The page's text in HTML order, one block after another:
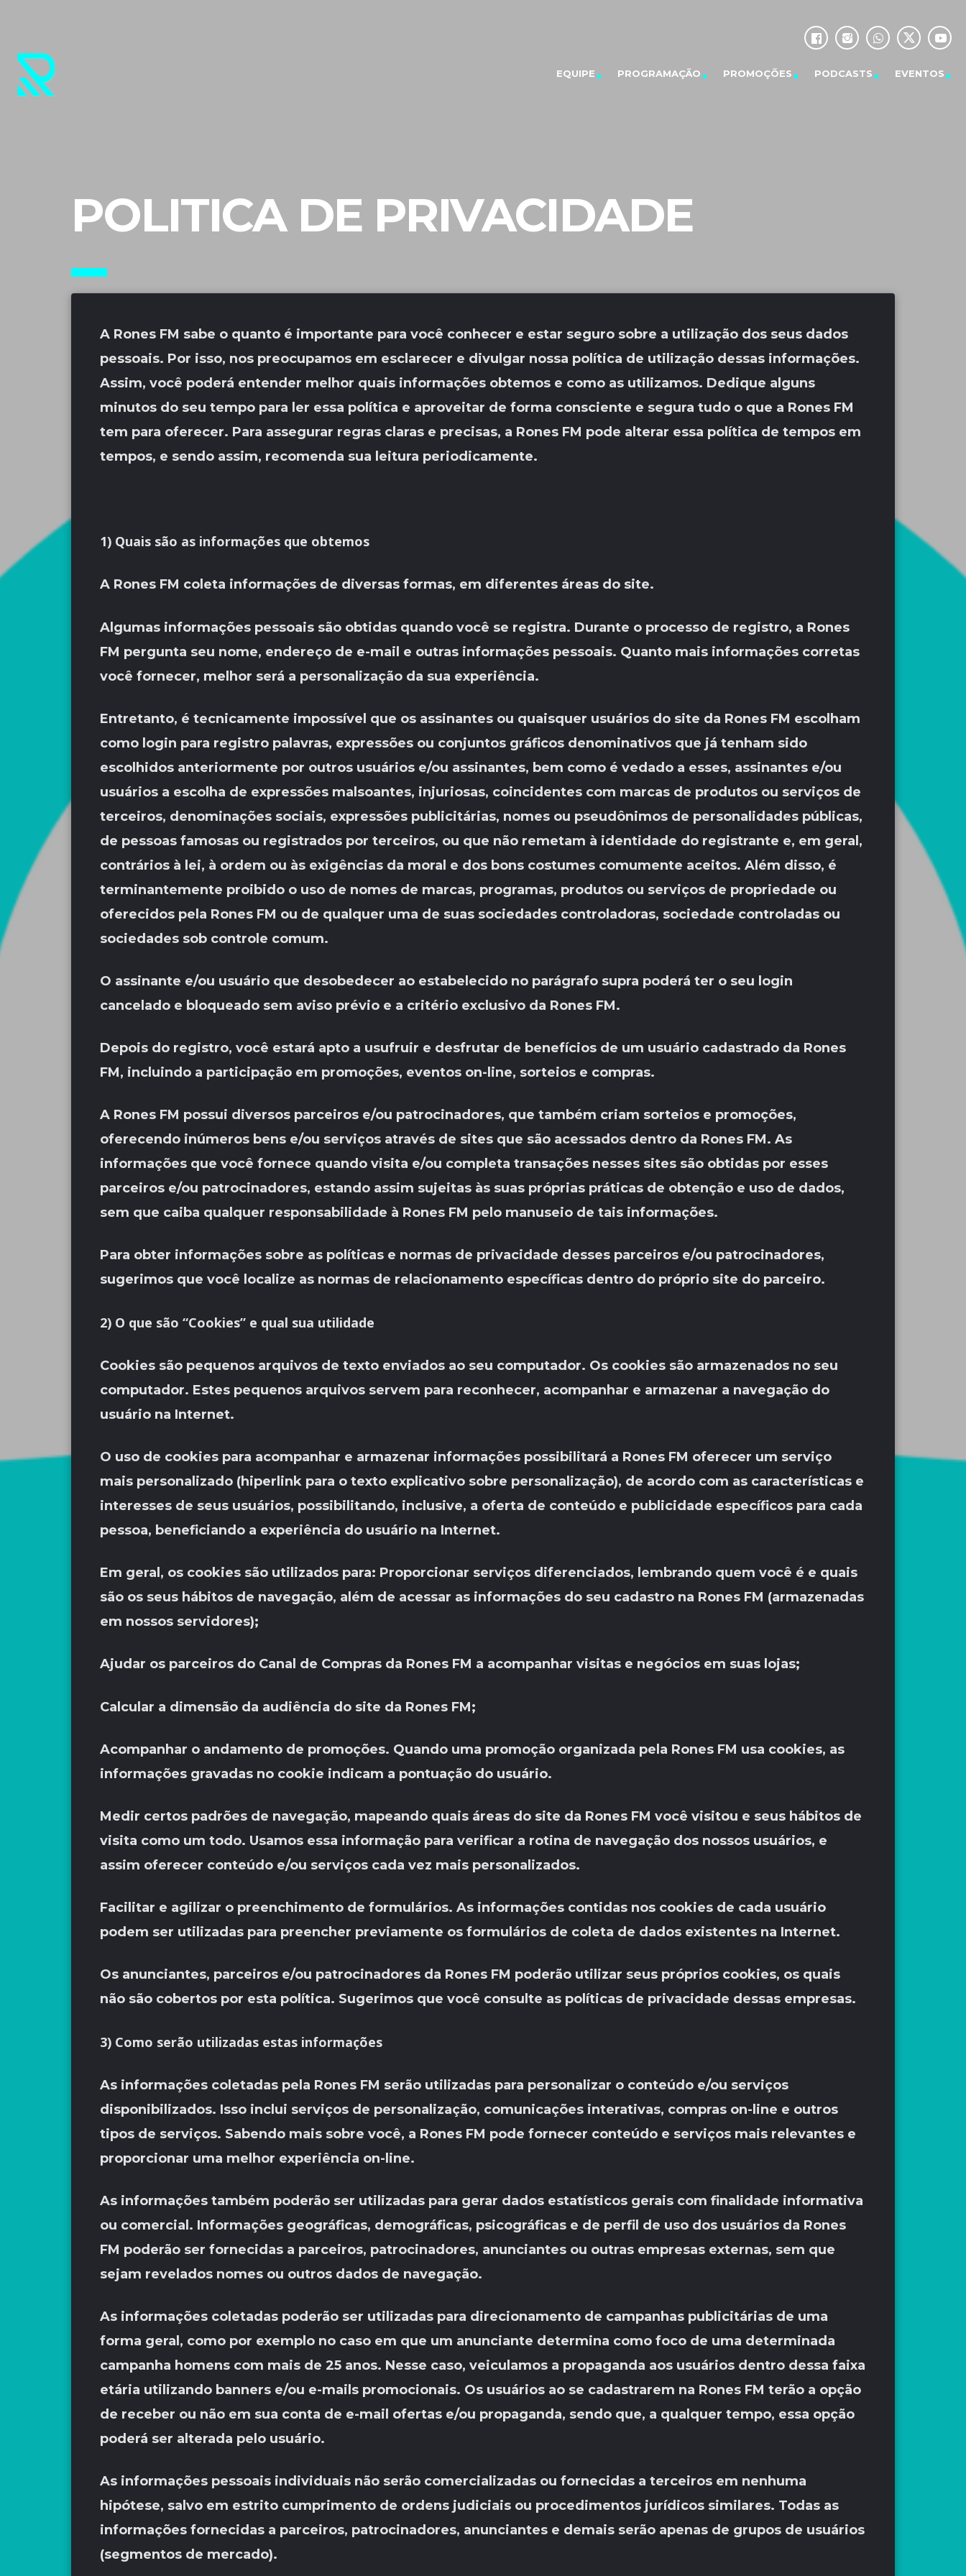
EQUIPE PROGRAMAÇÃO PROMOÇÕES PODCASTS EVENTOS
POLITICA DE PRIVACIDADE
A Rones FM sabe o quanto é importante para você conhecer e estar seguro sobre a utilização dos seus dados
pessoais. Por isso, nos preocupamos em esclarecer e divulgar nossa política de utilização dessas informações.
Assim, você poderá entender melhor quais informações obtemos e como as utilizamos. Dedique alguns
minutos do seu tempo para ler essa política e aproveitar de forma consciente e segura tudo o que a Rones FM
tem para oferecer. Para assegurar regras claras e precisas, a Rones FM pode alterar essa política de tempos em
tempos, e sendo assim, recomenda sua leitura periodicamente.
1) Quais são as informações que obtemos
A Rones FM coleta informações de diversas formas, em diferentes áreas do site.
Algumas informações pessoais são obtidas quando você se registra. Durante o processo de registro, a Rones
FM pergunta seu nome, endereço de e-mail e outras informações pessoais. Quanto mais informações corretas
você fornecer, melhor será a personalização da sua experiência.
Entretanto, é tecnicamente impossível que os assinantes ou quaisquer usuários do site da Rones FM escolham
como login para registro palavras, expressões ou conjuntos gráficos denominativos que já tenham sido
escolhidos anteriormente por outros usuários e/ou assinantes, bem como é vedado a esses, assinantes e/ou
usuários a escolha de expressões malsoantes, injuriosas, coincidentes com marcas de produtos ou serviços de
terceiros, denominações sociais, expressões publicitárias, nomes ou pseudônimos de personalidades públicas,
de pessoas famosas ou registrados por terceiros, ou que não remetam à identidade do registrante e, em geral,
contrários à lei, à ordem ou às exigências da moral e dos bons costumes comumente aceitos. Além disso, é
terminantemente proibido o uso de nomes de marcas, programas, produtos ou serviços de propriedade ou
oferecidos pela Rones FM ou de qualquer uma de suas sociedades controladoras, sociedade controladas ou
sociedades sob controle comum.
O assinante e/ou usuário que desobedecer ao estabelecido no parágrafo supra poderá ter o seu login
cancelado e bloqueado sem aviso prévio e a critério exclusivo da Rones FM.
Depois do registro, você estará apto a usufruir e desfrutar de benefícios de um usuário cadastrado da Rones
FM, incluindo a participação em promoções, eventos on-line, sorteios e compras.
A Rones FM possui diversos parceiros e/ou patrocinadores, que também criam sorteios e promoções,
oferecendo inúmeros bens e/ou serviços através de sites que são acessados dentro da Rones FM. As
informações que você fornece quando visita e/ou completa transações nesses sites são obtidas por esses
parceiros e/ou patrocinadores, estando assim sujeitas às suas próprias práticas de obtenção e uso de dados,
sem que caiba qualquer responsabilidade à Rones FM pelo manuseio de tais informações.
Para obter informações sobre as políticas e normas de privacidade desses parceiros e/ou patrocinadores,
sugerimos que você localize as normas de relacionamento específicas dentro do próprio site do parceiro.
2) O que são “Cookies” e qual sua utilidade
Cookies são pequenos arquivos de texto enviados ao seu computador. Os cookies são armazenados no seu
computador. Estes pequenos arquivos servem para reconhecer, acompanhar e armazenar a navegação do
usuário na Internet.
O uso de cookies para acompanhar e armazenar informações possibilitará a Rones FM oferecer um serviço
mais personalizado (hiperlink para o texto explicativo sobre personalização), de acordo com as características e
interesses de seus usuários, possibilitando, inclusive, a oferta de conteúdo e publicidade específicos para cada
pessoa, beneficiando a experiência do usuário na Internet.
Em geral, os cookies são utilizados para: Proporcionar serviços diferenciados, lembrando quem você é e quais
são os seus hábitos de navegação, além de acessar as informações do seu cadastro na Rones FM (armazenadas
em nossos servidores);
Ajudar os parceiros do Canal de Compras da Rones FM a acompanhar visitas e negócios em suas lojas;
Calcular a dimensão da audiência do site da Rones FM;
Acompanhar o andamento de promoções. Quando uma promoção organizada pela Rones FM usa cookies, as
informações gravadas no cookie indicam a pontuação do usuário.
Medir certos padrões de navegação, mapeando quais áreas do site da Rones FM você visitou e seus hábitos de
visita como um todo. Usamos essa informação para verificar a rotina de navegação dos nossos usuários, e
assim oferecer conteúdo e/ou serviços cada vez mais personalizados.
Facilitar e agilizar o preenchimento de formulários. As informações contidas nos cookies de cada usuário
podem ser utilizadas para preencher previamente os formulários de coleta de dados existentes na Internet.
Os anunciantes, parceiros e/ou patrocinadores da Rones FM poderão utilizar seus próprios cookies, os quais
não são cobertos por esta política. Sugerimos que você consulte as políticas de privacidade dessas empresas.
3) Como serão utilizadas estas informações
As informações coletadas pela Rones FM serão utilizadas para personalizar o conteúdo e/ou serviços
disponibilizados. Isso inclui serviços de personalização, comunicações interativas, compras on-line e outros
tipos de serviços. Sabendo mais sobre você, a Rones FM pode fornecer conteúdo e serviços mais relevantes e
proporcionar uma melhor experiência on-line.
As informações também poderão ser utilizadas para gerar dados estatísticos gerais com finalidade informativa
ou comercial. Informações geográficas, demográficas, psicográficas e de perfil de uso dos usuários da Rones
FM poderão ser fornecidas a parceiros, patrocinadores, anunciantes ou outras empresas externas, sem que
sejam revelados nomes ou outros dados de navegação.
As informações coletadas poderão ser utilizadas para direcionamento de campanhas publicitárias de uma
forma geral, como por exemplo no caso em que um anunciante determina como foco de uma determinada
campanha homens com mais de 25 anos. Nesse caso, veiculamos a propaganda aos usuários dentro dessa faixa
etária utilizando banners e/ou e-mails promocionais. Os usuários ao se cadastrarem na Rones FM terão a opção
de receber ou não em sua conta de e-mail ofertas e/ou propaganda, sendo que, a qualquer tempo, essa opção
poderá ser alterada pelo usuário.
As informações pessoais individuais não serão comercializadas ou fornecidas a terceiros em nenhuma
hipótese, salvo em estrito cumprimento de ordens judiciais ou procedimentos jurídicos similares. Todas as
informações fornecidas a parceiros, patrocinadores, anunciantes e demais serão apenas de grupos de usuários
(segmentos de mercado).